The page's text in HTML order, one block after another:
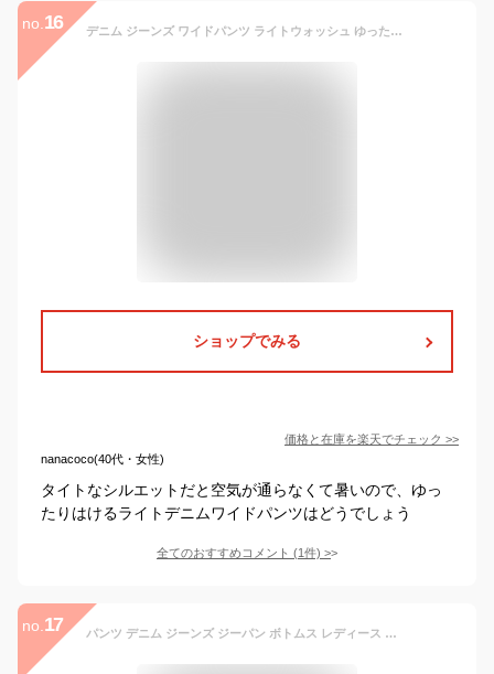
no. 16 デニム ジーンズ ワイドパンツ ライトウォッシュ ゆったり レディース ボトムス
ショップでみる
価格と在庫を楽天でチェック >>
nanacoco(40代・女性)
タイトなシルエットだと空気が通らなくて暑いので、ゆっ
たりはけるライトデニムワイドパンツはどうでしょう
全てのおすすめコメント (1件) >
no. 17 パンツ デニム ジーンズ ジーパン ボトムス レディース ワイドパンツ カーブシルエット バレルレッグパンツ バレルパンツ 春 夏 秋 冬 ワイド ロング丈 ダーツ コットン100％ 綿100％ 体型カバー 着回し【メール便不可】【20】